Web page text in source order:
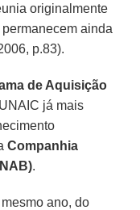
originalmente
ainda
p.83).
de Aquisição
já mais
Companhia
.
ano, do